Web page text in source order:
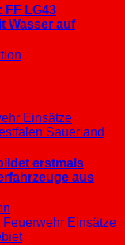
FF LG43
Wasser auf
Einsätze
Sauerland
erstmals
aus
Feuerwehr Einsätze